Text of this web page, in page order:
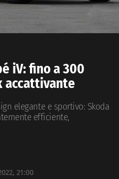
iV: fino a 300
accattivante
elegante e sportivo: Skoda
efficiente,
21:00